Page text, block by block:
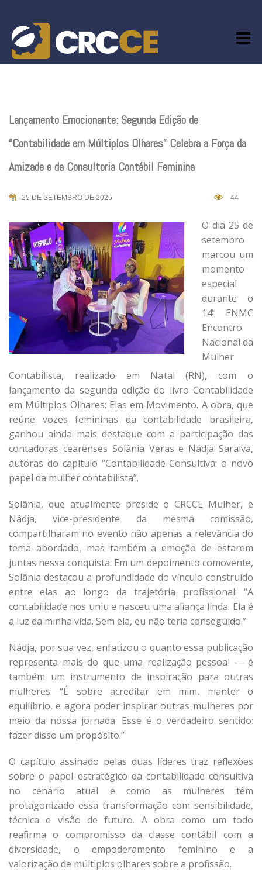
content
Lançamento Emocionante: Segunda Edição de
“Contabilidade em Múltiplos Olhares” Celebra a Força da
Amizade e da Consultoria Contábil Feminina
25 DE SETEMBRO DE 2025 44
O dia 25 de
setembro
marcou um
momento
especial
durante o
14º ENMC
Encontro
Nacional da
Mulher
Contabilista, realizado em Natal (RN), com o
lançamento da segunda edição do livro Contabilidade
em Múltiplos Olhares: Elas em Movimento. A obra, que
reúne vozes femininas da contabilidade brasileira,
ganhou ainda mais destaque com a participação das
contadoras cearenses Solânia Veras e Nádja Saraiva,
autoras do capítulo “Contabilidade Consultiva: o novo
papel da mulher contabilista”.
Solânia, que atualmente preside o CRCCE Mulher, e
Nádja, vice-presidente da mesma comissão,
compartilharam no evento não apenas a relevância do
tema abordado, mas também a emoção de estarem
juntas nessa conquista. Em um depoimento comovente,
Solânia destacou a profundidade do vínculo construído
entre elas ao longo da trajetória profissional: “A
contabilidade nos uniu e nasceu uma aliança linda. Ela é
a luz da minha vida. Sem ela, eu não teria conseguido.”
Nádja, por sua vez, enfatizou o quanto essa publicação
representa mais do que uma realização pessoal — é
também um instrumento de inspiração para outras
mulheres: “É sobre acreditar em mim, manter o
equilíbrio, e agora poder inspirar outras mulheres por
meio da nossa jornada. Esse é o verdadeiro sentido:
fazer disso um propósito.”
O capítulo assinado pelas duas líderes traz reflexões
sobre o papel estratégico da contabilidade consultiva
no cenário atual e como as mulheres têm
protagonizado essa transformação com sensibilidade,
técnica e visão de futuro. A obra como um todo
reafirma o compromisso da classe contábil com a
diversidade, o empoderamento feminino e a
valorização de múltiplos olhares sobre a profissão.